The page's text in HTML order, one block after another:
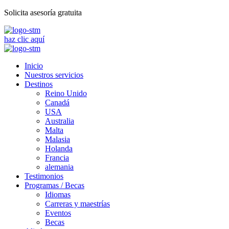
Solicita asesoría gratuita
haz clic aquí
Inicio
Nuestros servicios
Destinos
Reino Unido
Canadá
USA
Australia
Malta
Malasia
Holanda
Francia
alemania
Testimonios
Programas / Becas
Idiomas
Carreras y maestrías
Eventos
Becas